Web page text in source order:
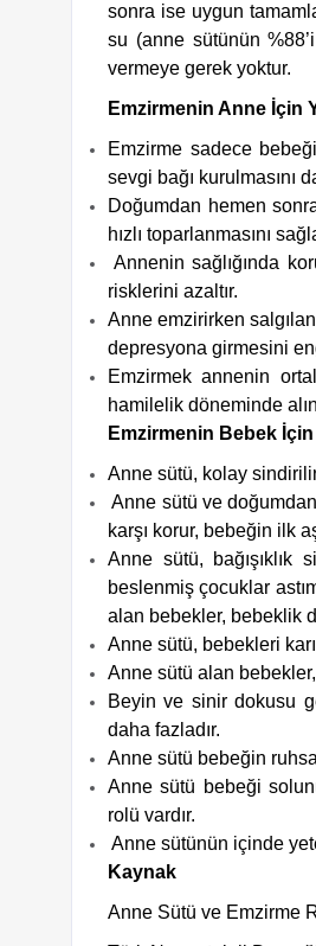
sonra ise uygun
su (anne sütünün
vermeye gerek yoktur.
Emzirmenin Anne İçin
Emzirme sadece
sevgi bağı kurulmasını
Doğumdan hemen
hızlı toparlanmasını
Annenin sağlığında
risklerini azaltır.
Anne emzirirken
depresyona girmesini
Emzirmek annenin
hamilelik döneminde
Emzirmenin Bebek İçin
Anne sütü, kolay
Anne sütü ve
karşı korur, bebeğin ilk
Anne sütü, bağışıklık
beslenmiş çocuklar
alan bebekler, bebeklik
Anne sütü, bebekleri
Anne sütü alan
Beyin ve sinir dokusu
daha fazladır.
Anne sütü bebeğin
Anne sütü bebeği
rolü vardır.
Anne sütünün içinde
Kaynak
Anne Sütü ve Emzirme